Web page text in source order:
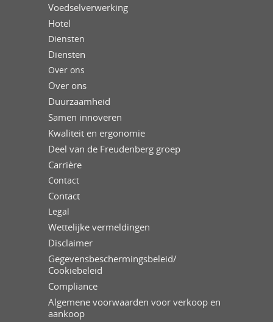
Voedselverwerking
Hotel
Diensten
Diensten
Over ons
Over ons
Duurzaamheid
Samen innoveren
Kwaliteit en ergonomie
Deel van de Freudenberg groep
Carrière
Contact
Contact
Legal
Wettelijke vermeldingen
Disclaimer
Gegevensbeschermingsbeleid/
Cookiebeleid
Compliance
Algemene voorwaarden voor verkoop en
aankoop